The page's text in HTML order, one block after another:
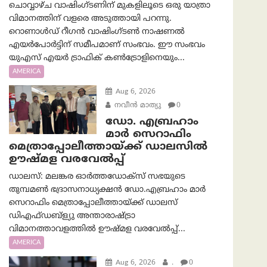
ചൊവ്വാഴ്ച വാഷിംഗ്ടണിന് മുകളിലൂടെ ഒരു യാത്രാ
വിമാനത്തിന് വളരെ അടുത്തായി പറന്നു.
റൊണാൾഡ് റീഗൻ വാഷിംഗ്ടൺ നാഷണൽ
എയർപോർട്ടിന് സമീപമാണ് സംഭവം. ഈ സംഭവം
യുഎസ് എയർ ട്രാഫിക് കൺട്രോളിനെയും...
AMERICA
Aug 6, 2026
നവീൻ മാത്യു
0
ഡോ. എബ്രഹാം
മാർ സെറാഫിം
മെത്രാപ്പോലീത്തായ്ക്ക് ഡാലസിൽ
ഊഷ്മള വരവേൽപ്പ്
ഡാലസ്: മലങ്കര ഓർത്തഡോക്സ് സഭയുടെ
തുമ്പമൺ ഭദ്രാസനാധ്യക്ഷൻ ഡോ.എബ്രഹാം മാർ
സെറാഫിം മെത്രാപ്പോലീത്തായ്ക്ക് ഡാലസ്
ഡിഎഫ്ഡബ്ള്യു അന്താരാഷ്ട്രാ
വിമാനത്താവളത്തിൽ ഊഷ്മള വരവേൽപ്പ്...
AMERICA
Aug 6, 2026 . 0